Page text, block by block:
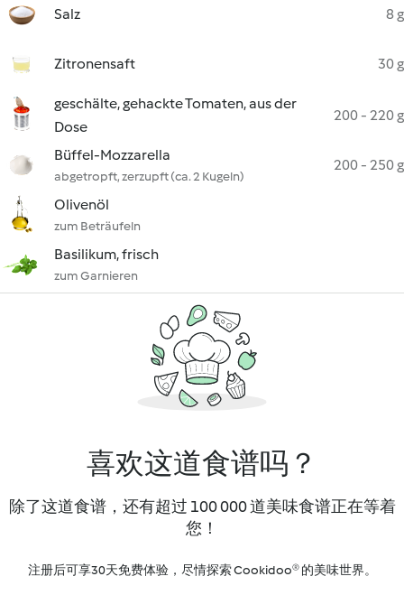
Salz 8 g
Zitronensaft 30 g
geschälte, gehackte Tomaten, aus der
Dose
200 - 220 g
Büffel-Mozzarella
abgetropft, zerzupft (ca. 2 Kugeln)
200 - 250 g
Olivenöl
zum Beträufeln
Basilikum, frisch
zum Garnieren
喜欢这道食谱吗？
除了这道食谱，还有超过 100 000 道美味食谱正在等着
您！
注册后可享30天免费体验，尽情探索 Cookidoo® 的美味世界。